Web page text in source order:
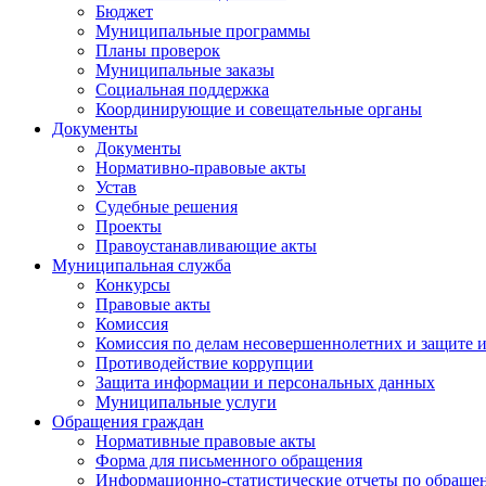
Бюджет
Муниципальные программы
Планы проверок
Муниципальные заказы
Социальная поддержка
Координирующие и совещательные органы
Документы
Документы
Нормативно-правовые акты
Устав
Судебные решения
Проекты
Правоустанавливающие акты
Муниципальная служба
Конкурсы
Правовые акты
Комиссия
Комиссия по делам несовершеннолетних и защите
Противодействие коррупции
Защита информации и персональных данных
Муниципальные услуги
Обращения граждан
Нормативные правовые акты
Форма для письменного обращения
Информационно-статистические отчеты по